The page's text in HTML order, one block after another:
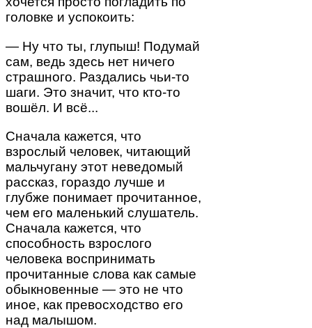
головке и успокоить:
— Ну что ты, глупыш! Подумай
сам, ведь здесь нет ничего
страшного. Раздались чьи-то
шаги. Это значит, что кто-то
вошёл. И всё...
Сначала кажется, что
взрослый человек, читающий
мальчугану этот неведомый
рассказ, гораздо лучше и
глубже понимает прочитанное,
чем его маленький слушатель.
Сначала кажется, что
способность взрослого
человека воспринимать
прочитанные слова как самые
обыкновенные — это не что
иное, как превосходство его
над малышом.